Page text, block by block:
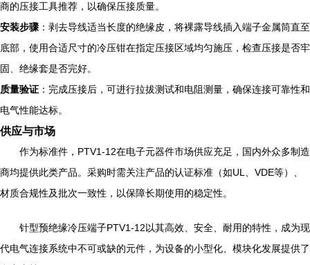
商的压接工具推荐，以确保压接质量。
安装步骤 ：剥去导线适当长度的绝缘皮，将裸露导线插入端子金属筒直至
底部，使用合适尺寸的冷压钳在指定压接区域均匀施压，检查压接是否牢
固、绝缘套是否完好。
质量验证 ：完成压接后，可进行拉拔测试和电阻测量，确保连接可靠性和
电气性能达标。
供应与市场
作为标准件，PTV1-12在电子元器件市场供应充足，国内外众多制造
商均提供此类产品。采购时需关注产品的认证标准（如UL、VDE等）、
材质合规性及批次一致性，以保障长期使用的稳定性。
针型预绝缘冷压端子PTV1-12以其高效、安全、耐用的特性，成为现
代电气连接系统中不可或缺的元件，为设备的小型化、模块化发展提供了